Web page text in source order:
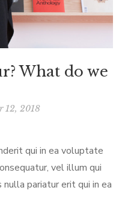
What do we
12, 2018
qui in ea voluptate
vel illum qui
pariatur erit qui in ea